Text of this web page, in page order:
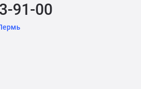
91-00